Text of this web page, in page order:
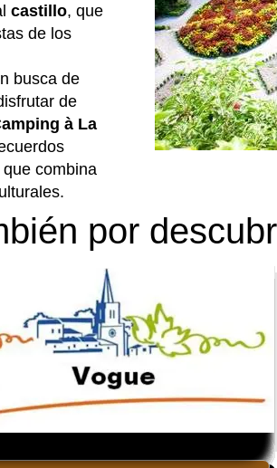
castillo, que
de los
busca de
de
à La
combina
por